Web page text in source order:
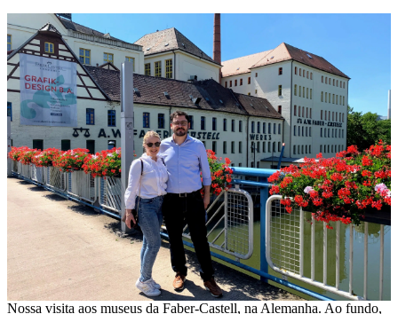
Nossa visita aos museus da Faber-Castell, na Alemanha. Ao fundo,